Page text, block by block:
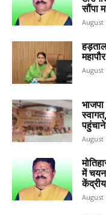
सौंपा
August
August
August
में चयन
August